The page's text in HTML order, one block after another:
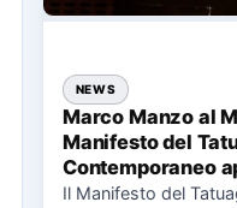
NEWS
Marco Manzo al
Manifesto del
Contemporaneo
per il
Il Manifesto del